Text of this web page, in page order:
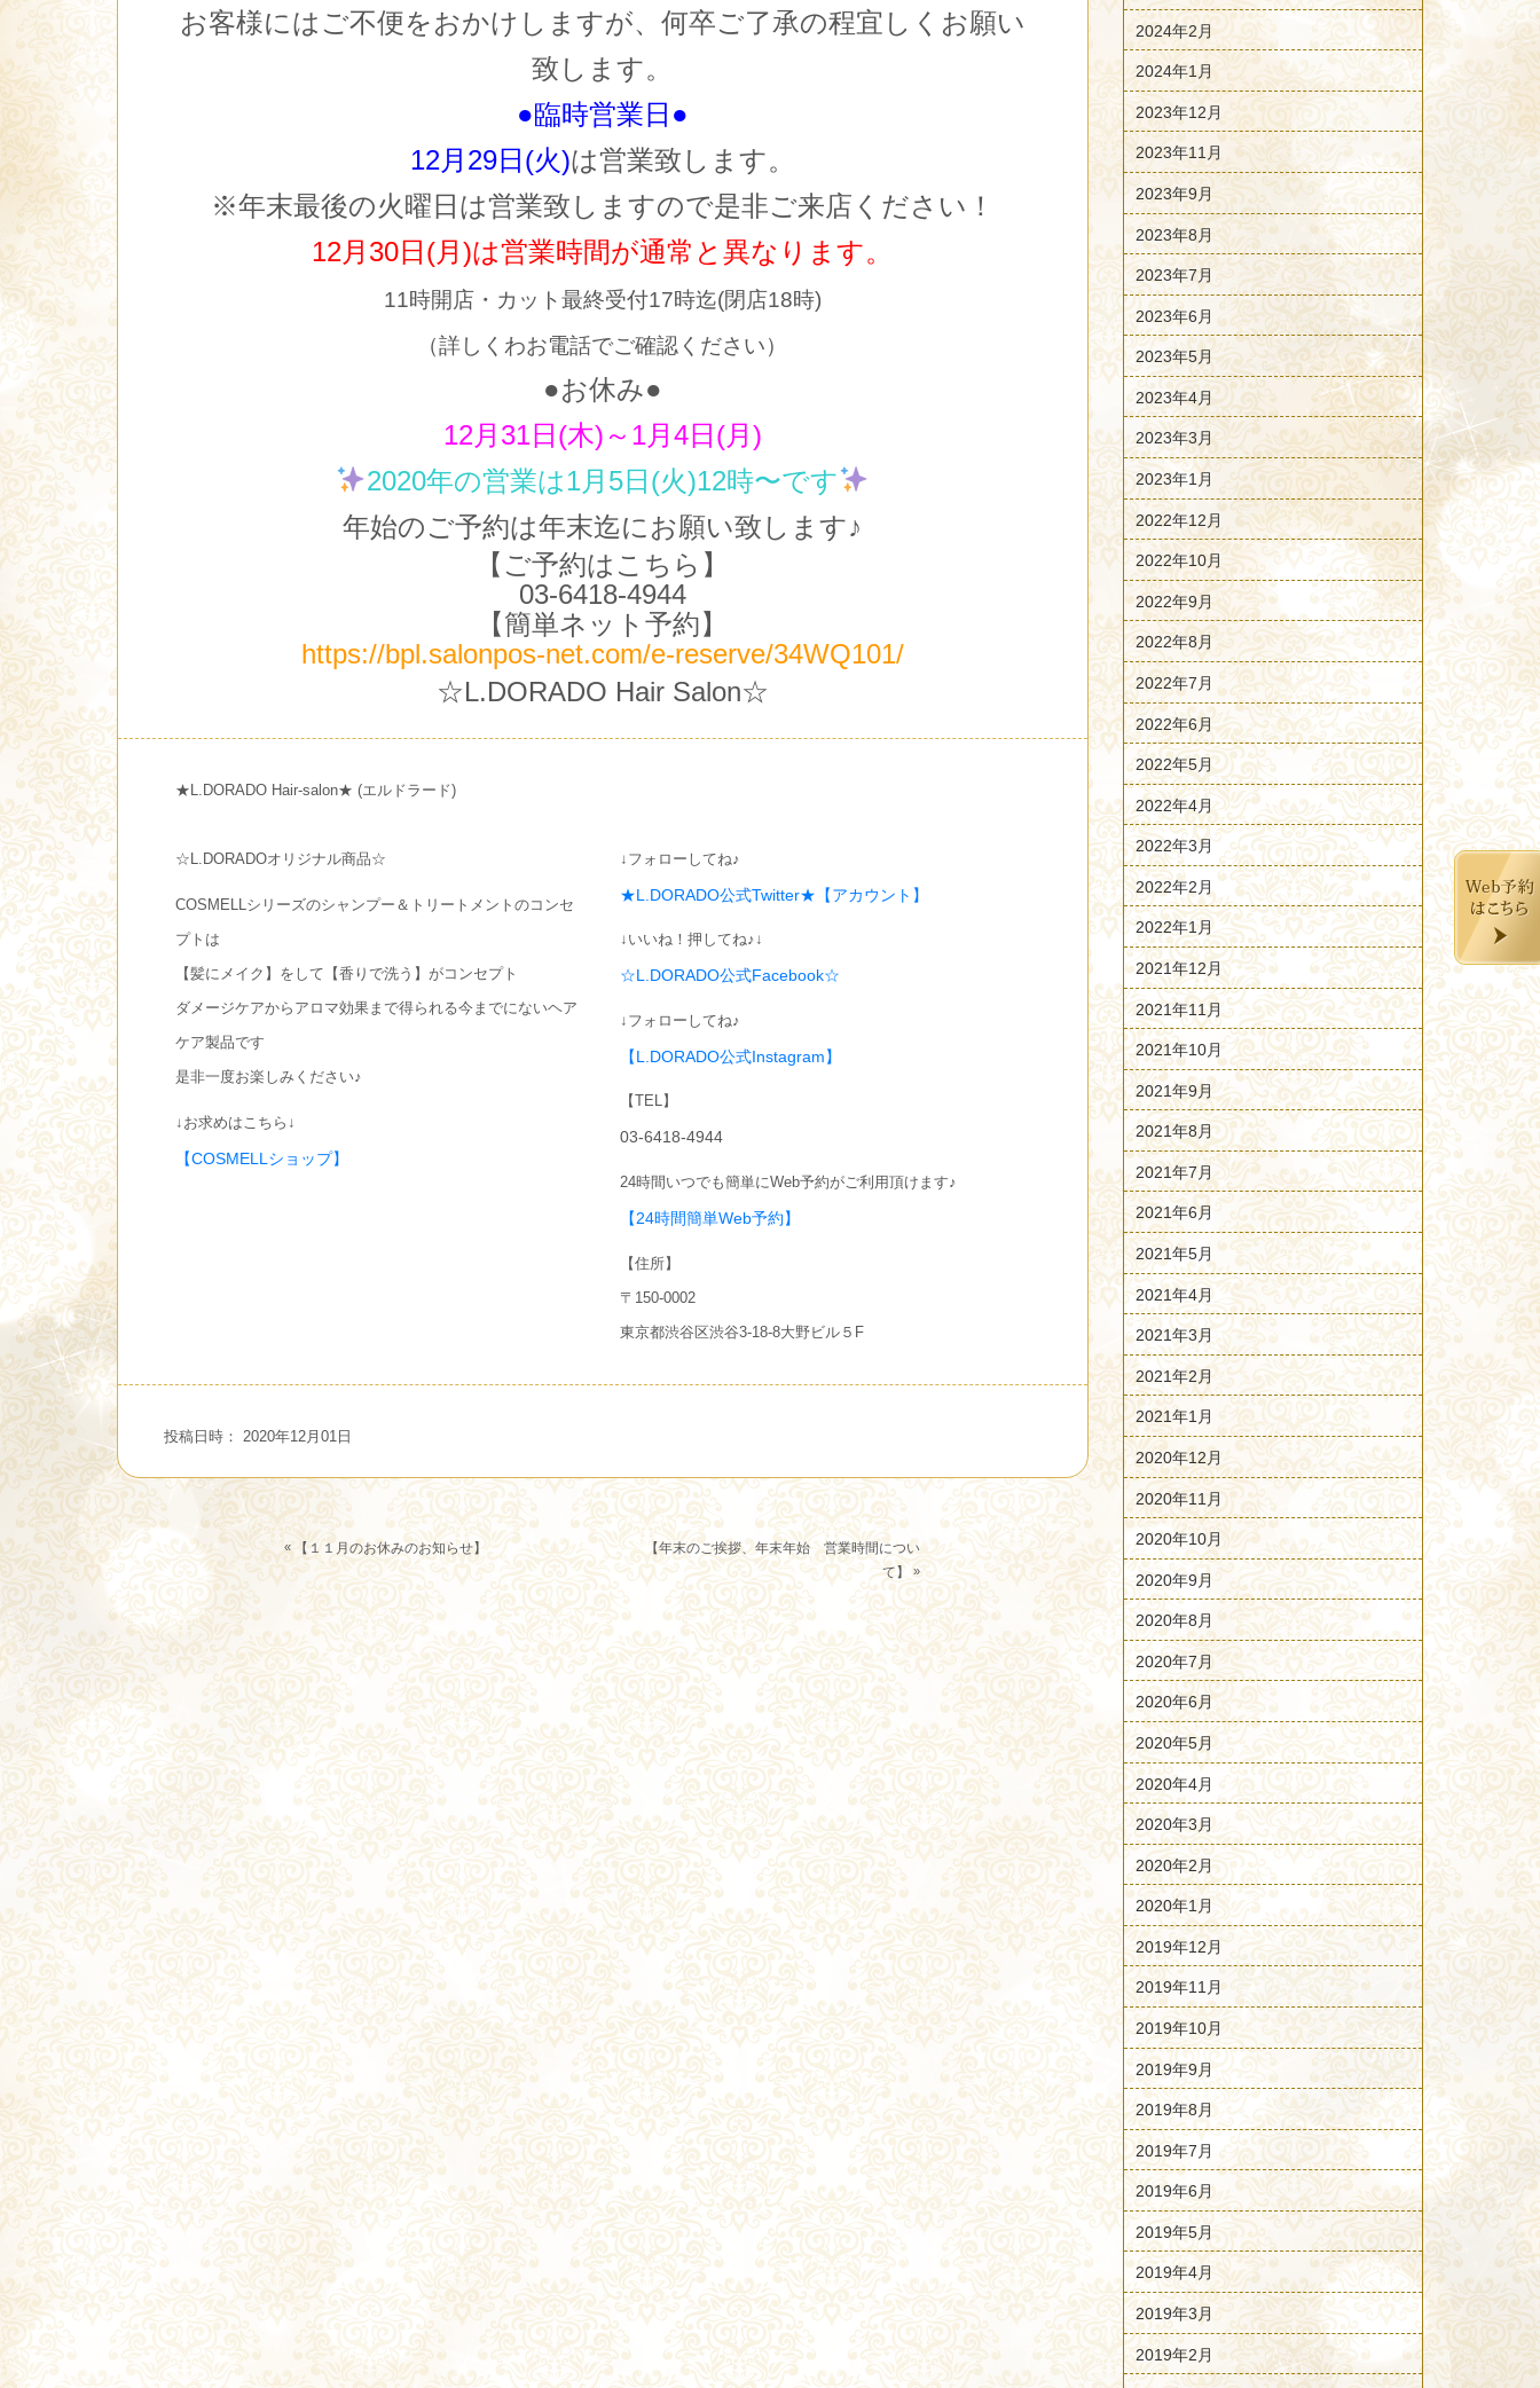
お客様にはご不便をおかけしますが、何卒ご了承の程宜しくお願い
致します。
●臨時営業日●
12月29日(火)は営業致します。
※年末最後の火曜日は営業致しますので是非ご来店ください！
12月30日(月)は営業時間が通常と異なります。
11時開店・カット最終受付17時迄(閉店18時)
（詳しくわお電話でご確認ください）
●お休み●
12月31日(木)～1月4日(月)
2020年の営業は1月5日(火)12時〜です
年始のご予約は年末迄にお願い致します♪
【ご予約はこちら】
03-6418-4944
【簡単ネット予約】
https://bpl.salonpos-net.com/e-reserve/34WQ101/
☆L.DORADO Hair Salon☆
★L.DORADO Hair-salon★ (エルドラード)
☆L.DORADOオリジナル商品☆
COSMELLシリーズのシャンプー＆トリートメントのコンセ
プトは
【髪にメイク】をして【香りで洗う】がコンセプト
ダメージケアからアロマ効果まで得られる今までにないヘア
ケア製品です
是非一度お楽しみください♪
↓お求めはこちら↓
【COSMELLショップ】
↓フォローしてね♪
★L.DORADO公式Twitter★【アカウント】
↓いいね！押してね♪↓
☆L.DORADO公式Facebook☆
↓フォローしてね♪
【L.DORADO公式Instagram】
【TEL】
03-6418-4944
24時間いつでも簡単にWeb予約がご利用頂けます♪
【24時間簡単Web予約】
【住所】
〒150-0002
東京都渋谷区渋谷3-18-8大野ビル５F
投稿日時： 2020年12月01日
« 【１１月のお休みのお知らせ】
【年末のご挨拶、年末年始 営業時間につい
て】 »
2024年2月
2024年1月
2023年12月
2023年11月
2023年9月
2023年8月
2023年7月
2023年6月
2023年5月
2023年4月
2023年3月
2023年1月
2022年12月
2022年10月
2022年9月
2022年8月
2022年7月
2022年6月
2022年5月
2022年4月
2022年3月
2022年2月
2022年1月
2021年12月
2021年11月
2021年10月
2021年9月
2021年8月
2021年7月
2021年6月
2021年5月
2021年4月
2021年3月
2021年2月
2021年1月
2020年12月
2020年11月
2020年10月
2020年9月
2020年8月
2020年7月
2020年6月
2020年5月
2020年4月
2020年3月
2020年2月
2020年1月
2019年12月
2019年11月
2019年10月
2019年9月
2019年8月
2019年7月
2019年6月
2019年5月
2019年4月
2019年3月
2019年2月